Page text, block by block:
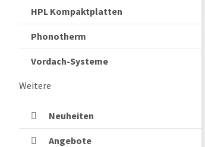
HPL Kompaktplatten
Phonotherm
Vordach-Systeme
Weitere
Neuheiten
Angebote